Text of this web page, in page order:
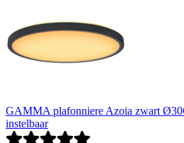
GAMMA plafonniere Azoia zwart
instelbaar